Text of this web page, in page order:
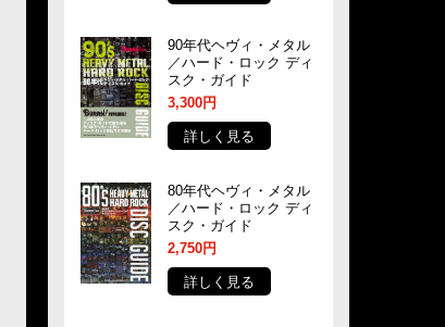
90年代ヘヴィ・メタル
／ハード・ロック ディ
スク・ガイド
3,300円
詳しく見る
80年代ヘヴィ・メタル
／ハード・ロック ディ
スク・ガイド
2,750円
詳しく見る